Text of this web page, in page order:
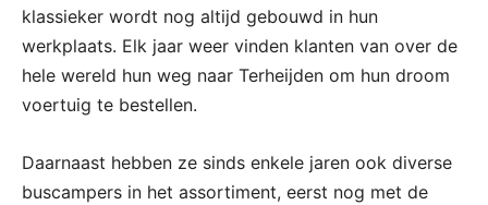
klassieker wordt nog altijd gebouwd in hun
werkplaats. Elk jaar weer vinden klanten van over de
hele wereld hun weg naar Terheijden om hun droom
voertuig te bestellen.
Daarnaast hebben ze sinds enkele jaren ook diverse
buscampers in het assortiment, eerst nog met de